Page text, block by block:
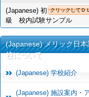
クリックしてＤ
(Japanese) 初
級 校内試験サンプル
(Japanese) メリック日本
校について
(Japanese) 学校紹介
(Japanese) 施設案内・